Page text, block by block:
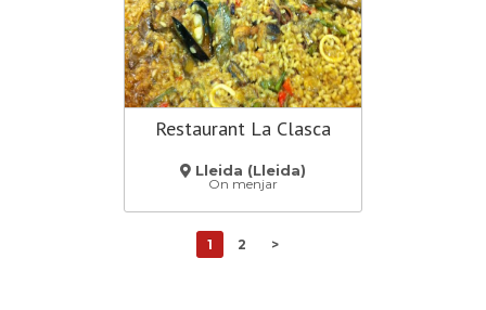
Restaurant La Clasca
Lleida (Lleida)
On menjar
1 2 >